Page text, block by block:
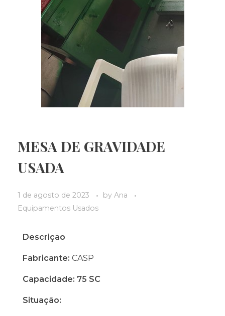
MESA DE GRAVIDADE
USADA
1 de agosto de 2023 by Ana
Equipamentos Usados
Descrição
Fabricante: CASP
Capacidade: 75 SC
Situação: